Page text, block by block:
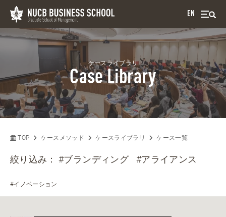
EN
ケースライブラリ
Case Library
TOP ケースメソッド ケースライブラリ ケース一覧
絞り込み：#ブランディング #アライアンス
#イノベーション